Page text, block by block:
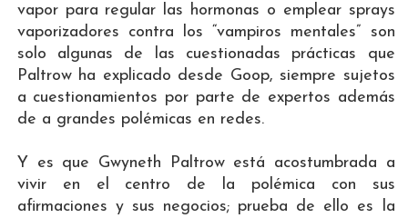
vapor para regular las hormonas o emplear sprays
vaporizadores contra los “vampiros mentales” son
solo algunas de las cuestionadas prácticas que
Paltrow ha explicado desde Goop, siempre sujetos
a cuestionamientos por parte de expertos además
de a grandes polémicas en redes.
Y es que Gwyneth Paltrow está acostumbrada a
vivir en el centro de la polémica con sus
afirmaciones y sus negocios; prueba de ello es la